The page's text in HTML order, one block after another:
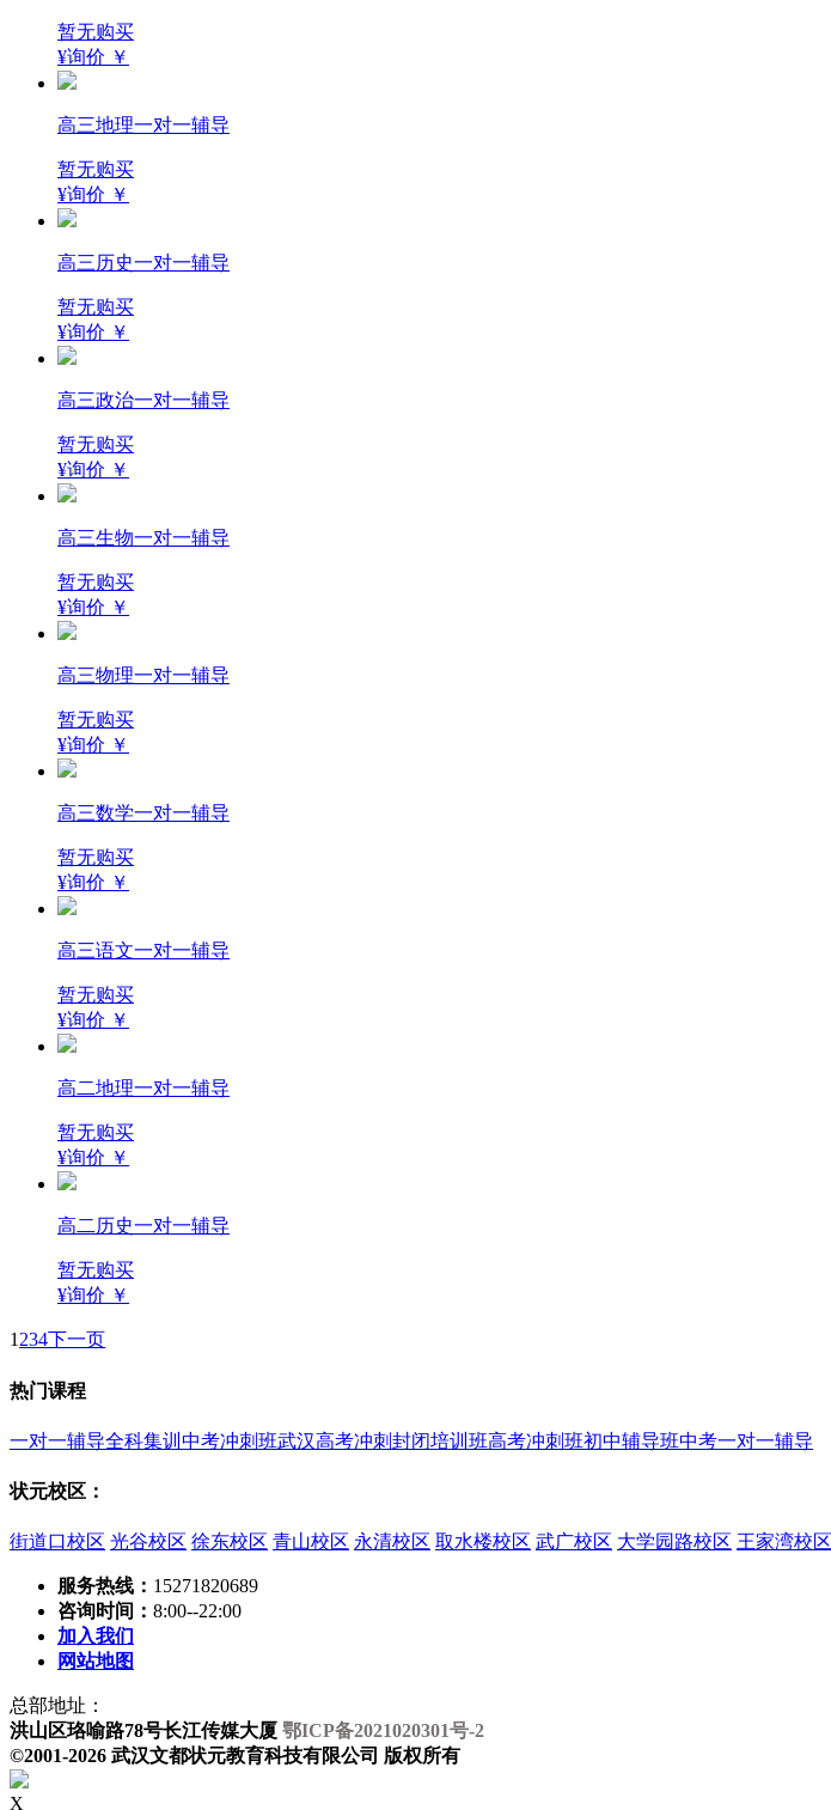
暂无购买
¥询价 ￥
高三地理一对一辅导
暂无购买
¥询价 ￥
高三历史一对一辅导
暂无购买
¥询价 ￥
高三政治一对一辅导
暂无购买
¥询价 ￥
高三生物一对一辅导
暂无购买
¥询价 ￥
高三物理一对一辅导
暂无购买
¥询价 ￥
高三数学一对一辅导
暂无购买
¥询价 ￥
高三语文一对一辅导
暂无购买
¥询价 ￥
高二地理一对一辅导
暂无购买
¥询价 ￥
高二历史一对一辅导
暂无购买
¥询价 ￥
1234下一页
热门课程
一对一辅导全科集训 中考冲刺班武汉高考冲刺封闭培训班高考冲刺班初中辅导班中考一对一辅导
状元校区：
街道口校区 光谷校区 徐东校区 青山校区 永清校区 取水楼校区 武广校区 大学园路校区 王家湾校区
服务热线： 15271820689
咨询时间： 8:00--22:00
加入我们
网站地图
总部地址：
洪山区珞喻路78号长江传媒大厦 鄂ICP备2021020301号-2
©2001-2026 武汉文都状元教育科技有限公司 版权所有
X